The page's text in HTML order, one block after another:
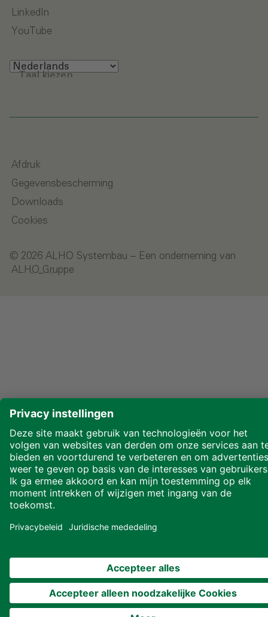
LinkedIn
YouTube
Taal kiezen
Afdruk
Gegevensbescherming
Downloads
Cookies
© 2026 ALHO Systembau – Een onderneming van
ALHO Gruppe